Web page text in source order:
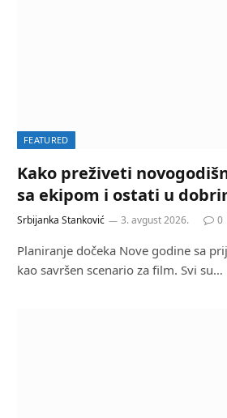
FEATURED
Kako preživeti
sa ekipom i ostati u
Srbijanka Stanković 3. avgust 2026. 0
Planiranje dočeka Nove godine sa
kao savršen scenario za film. Svi su…